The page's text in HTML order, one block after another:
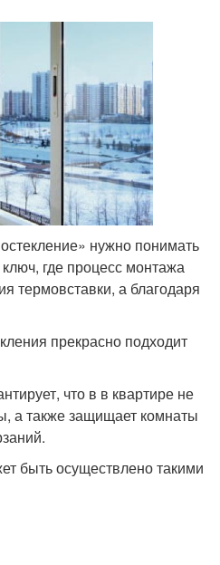
нужно понимать
где процесс монтажа
термовставки, а благодаря
прекрасно подходит
что в в квартире не
а также защищает комнаты
быть осуществлено такими